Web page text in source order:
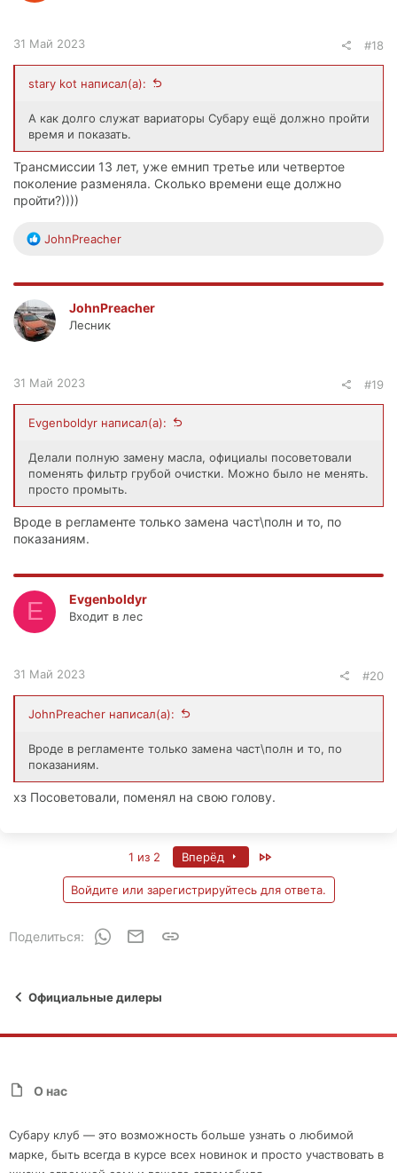
31 Май 2023 #18
stary kot написал(а):
А как долго служат вариаторы Субару ещё должно пройти
время и показать.
Трансмиссии 13 лет, уже емнип третье или четвертое
поколение разменяла. Сколько времени еще должно
пройти?))))
Р
к
ц
и
и
JohnPreacher
JohnPreacher
Лесник
31 Май 2023 #19
Evgenboldyr написал(а):
Делали полную замену масла, официалы посоветовали
поменять фильтр грубой очистки. Можно было не менять.
просто промыть.
Вроде в регламенте только замена част\полн и то, по
показаниям.
E Evgenboldyr
Входит в лес
31 Май 2023 #20
JohnPreacher написал(а):
Вроде в регламенте только замена част\полн и то, по
показаниям.
хз Посоветовали, поменял на свою голову.
1 из 2 Вперёд
Войдите или зарегистрируйтесь для ответа.
Поделиться: WhatsAppЭлектронная почта
Официальные дилеры
О нас
Субару клуб — это возможность больше узнать о любимой
марке, быть всегда в курсе всех новинок и просто участвовать в